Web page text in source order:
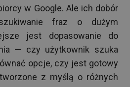
w Google. Ale ich dobór
fraz o dużym
jest dopasowanie do
— czy użytkownik szuka
opcje, czy jest gotowy
z myślą o różnych